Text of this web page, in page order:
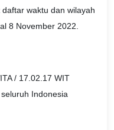
waktu dan wilayah
8 November 2022.
/ 17.02.17 WIT
Indonesia